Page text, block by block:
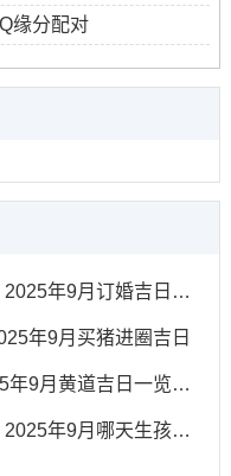
香、入宅、嫁娶、祈
分忌项 但宜“入宅、
要的原则。首先要避
相冲的日子...
缘分配对
9月订婚吉日有哪几天
年9月买猪进圈吉日
黄道吉日一览表大全
9月哪天生孩子比较好